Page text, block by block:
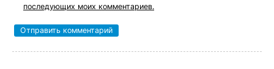
последующих моих комментариев.